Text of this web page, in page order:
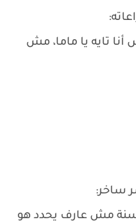
تايه يا ماما، مش
ساخر:
مش عارف! شاب زي عنده ٣٢ سنة مش عارف يحدد هو